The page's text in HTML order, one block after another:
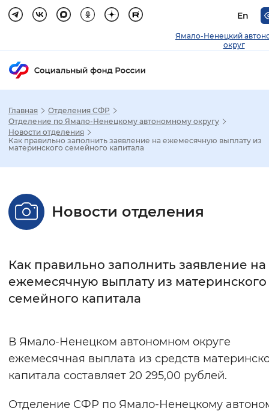
En
Ямало-Ненецкий
округ
Настройка режима отображения
Стандартный
Без засечек С засечками
Цвет сайта
Монохромный Инверсивный
Главная
Отделения СФР
Отделение по Ямало-Ненецкому автономному округу
Новости отделения
Как правильно заполнить заявление на ежемесячную выплату из
материнского семейного капитала
Новости отделения
Как правильно заполнить заявление на
ежемесячную выплату из материнского
семейного капитала
В Ямало-Ненецком автономном округе
ежемесячная выплата из средств
капитала составляет 20 295,00 рублей.
Отделение СФР по Ямало-Ненецкому